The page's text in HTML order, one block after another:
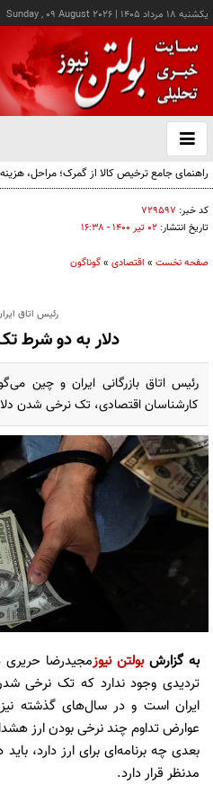
يکشنبه ۱۸ مرداد ۱۴۰۵ |
Sunday , 09 August 2026
باز
و
راهنمای جامع ترخیص کالا از گمرک؛ مراحل،
کد خبر: ۷۲۹۵۹۷
تاریخ انتشار: ۰۲ تير ۱۴۰۰ - ۱۶:۳۸
صفحه نخست » اقتصادی »گوناگون
رئیس اتاق
دلار به دو شرط
رئیس اتاق بازرگانی ایران و چین
کارشناسان اقتصادی، تک نرخی شدن
به گزارشبولتن نیوزمجیدرضا حریری
تردیدی وجود ندارد که تک نرخی
ایران است و در سال‌های گذشته
عوارض تداوم چند نرخی بودن ارز
بعدی چه برنامه‌ای برای ارز دارد،
مدنظر قرار دارد.